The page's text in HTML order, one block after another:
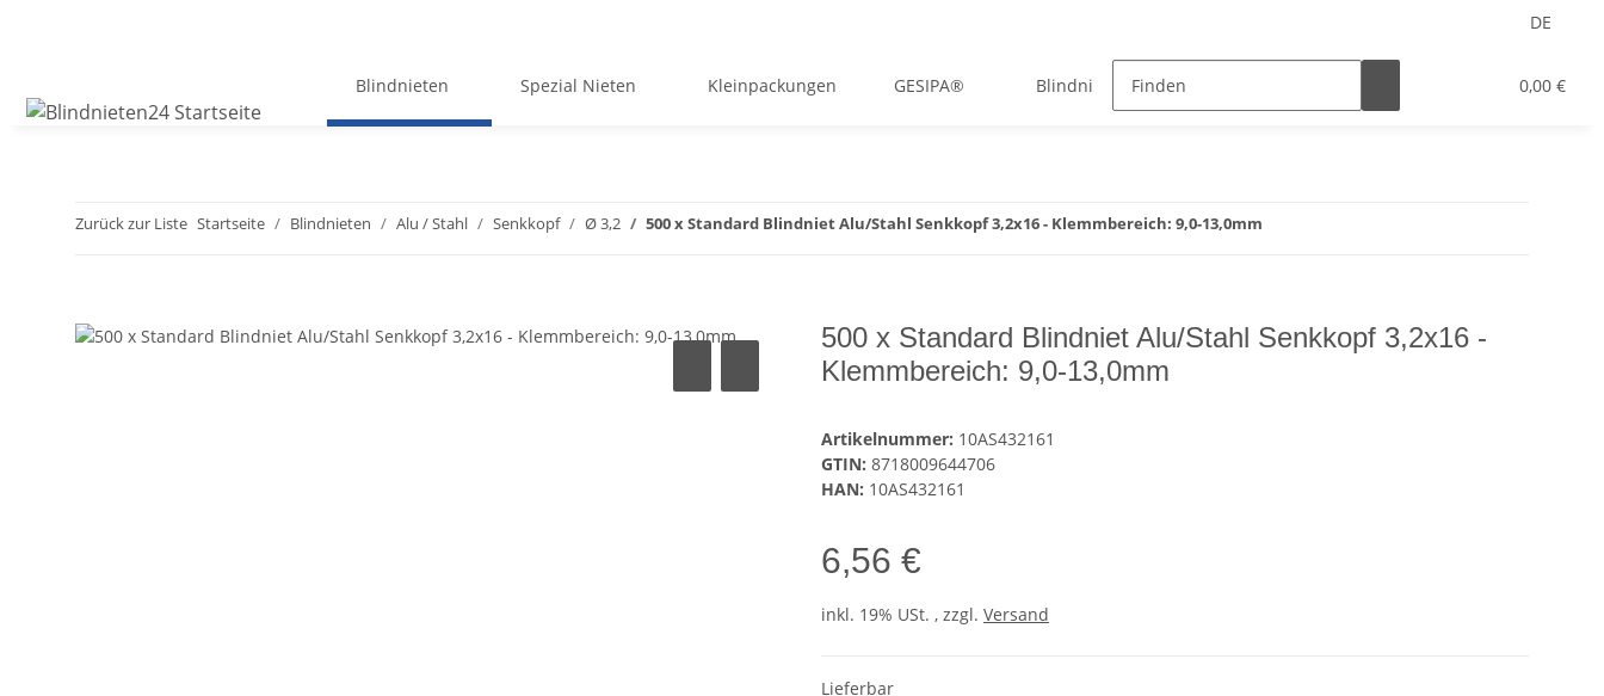
DE
0,00 €
Blindnieten Spezial Nieten Kleinpackungen GESIPA® Blindnietmuttern HSS Bohrer
Zurück zur Liste Startseite Blindnieten Alu / Stahl Senkkopf Ø 3,2 500 x Standard Blindniet Alu/Stahl Senkkopf 3,2x16 - Klemmbereich: 9,0-13,0mm
500 x Standard Blindniet Alu/Stahl Senkkopf 3,2x16 -
Klemmbereich: 9,0-13,0mm
Artikelnummer: 10AS432161
GTIN: 8718009644706
HAN: 10AS432161
6,56 €
inkl. 19% USt. , zzgl. Versand
Lieferbar